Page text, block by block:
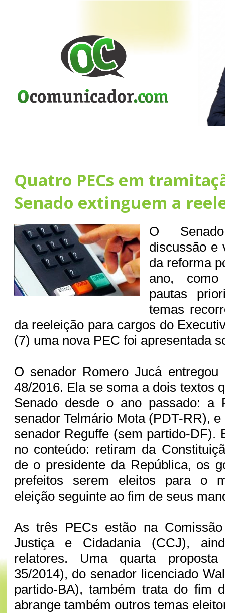
Quatro PECs em
Senado extinguem a
O
discussão e
da reforma
ano,
pautas
temas
da reeleição para cargos do
(7) uma nova PEC foi apresentada
O senador Romero Jucá
48/2016. Ela se soma a dois textos
Senado desde o ano passado: a
senador Telmário Mota (PDT-RR),
senador Reguffe (sem partido-DF).
no conteúdo: retiram da
de o presidente da República, os
prefeitos serem eleitos para o
eleição seguinte ao fim de seus
As três PECs estão na
Justiça e Cidadania (CCJ),
relatores. Uma quarta
35/2014), do senador licenciado
partido-BA), também trata do fim
abrange também outros temas